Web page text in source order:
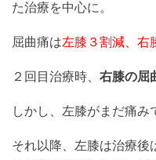
た治療を中心に。
屈曲痛は左膝３割減、右
２回目治療時、 右膝の屈
しかし、左膝がまだ痛み
それ以降、左膝は治療後